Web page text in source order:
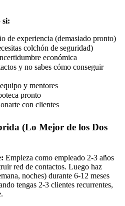
si:
de experiencia (demasiado pronto)
colchón de seguridad)
económica
y no sabes cómo conseguir
y mentores
pronto
con clientes
(Lo Mejor de los Dos
Empieza como empleado 2-3 años
red de contactos. Luego haz
noches) durante 6-12 meses
tengas 2-3 clientes recurrentes,